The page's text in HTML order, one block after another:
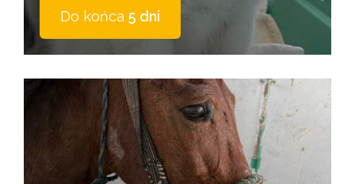
Do końca 5 dni